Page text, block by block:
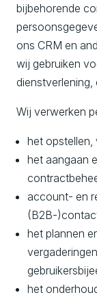
bijbehorende
ons CRM en
wij gebruiken
dienstverlening,
Wij verwerken
het
het aangaan
account- en
(B2B-
het plannen
het